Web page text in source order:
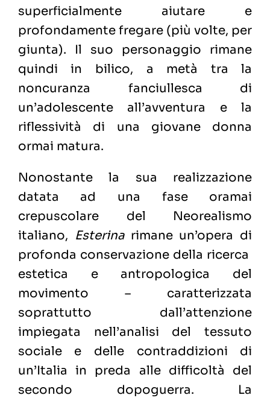
superficialmente aiutare e
profondamente fregare (più volte, per
giunta). Il suo personaggio rimane
quindi in bilico, a metà tra la
noncuranza fanciullesca di
un’adolescente all’avventura e la
riflessività di una giovane donna
ormai matura.
Nonostante la sua realizzazione
datata ad una fase oramai
crepuscolare del Neorealismo
italiano, Esterinarimane un’opera di
profonda conservazione della ricerca
estetica e antropologica del
movimento – caratterizzata
soprattutto dall’attenzione
impiegata nell’analisi del tessuto
sociale e delle contraddizioni di
un’Italia in preda alle difficoltà del
secondo dopoguerra. La